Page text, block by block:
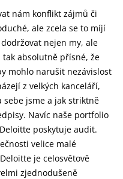
nám konflikt zájmů či
ale zcela se to míjí
nejen my, ale
absolutně přísné, že
mohlo narušit nezávislost
z velkých kanceláří,
jsme a jak striktně
Navíc naše portfolio
poskytuje audit.
velice malé
je celosvětově
zjednodušeně